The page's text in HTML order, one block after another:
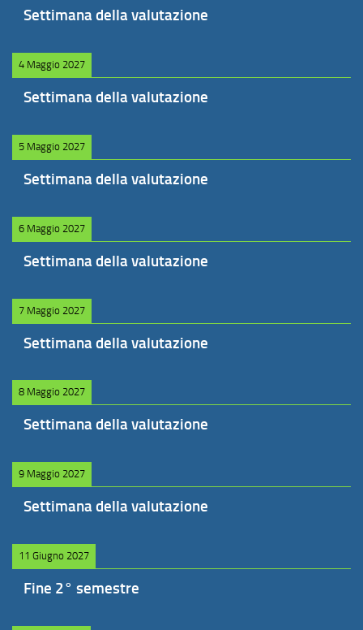
Settimana della valutazione
4 Maggio 2027
Settimana della valutazione
5 Maggio 2027
Settimana della valutazione
6 Maggio 2027
Settimana della valutazione
7 Maggio 2027
Settimana della valutazione
8 Maggio 2027
Settimana della valutazione
9 Maggio 2027
Settimana della valutazione
11 Giugno 2027
Fine 2° semestre